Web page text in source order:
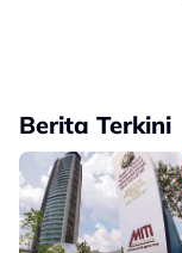
Berita Terkini